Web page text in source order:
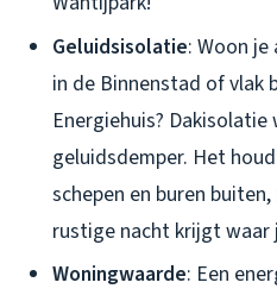
Geluidsisolatie: Woon
in de Binnenstad of vlak
Energiehuis?
geluidsdemper. Het
schepen en buren
rustige nacht krijgt waar
Woningwaarde: Een